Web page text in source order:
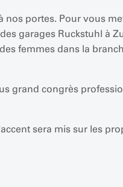
portes. Pour vous
garages Ruckstuhl à
femmes dans la
grand congrès
sera mis sur les